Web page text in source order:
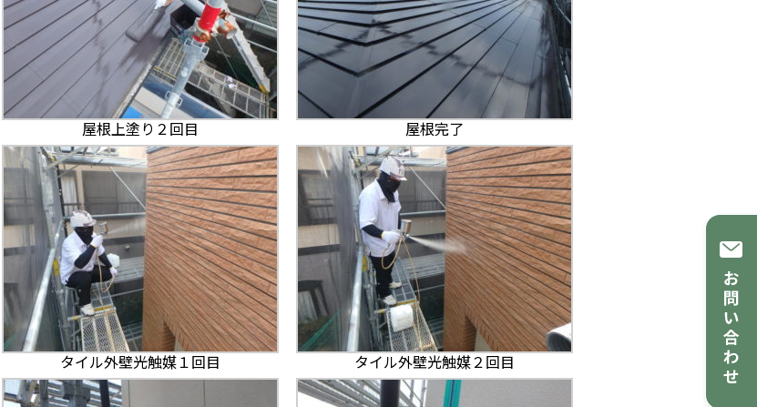
屋根上塗り２回目 屋根完了
タイル外壁光触媒１回目 タイル外壁光触媒２回目